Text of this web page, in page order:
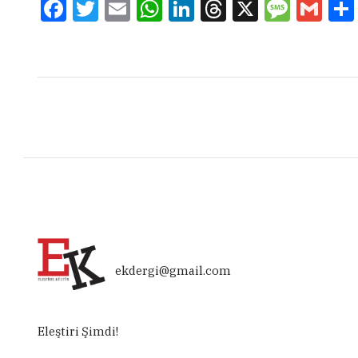
FacebookTwitterEmail WhatsAppLinkedInThreads
X Message
ekdergi@gmail.com
Eleştiri Şimdi!